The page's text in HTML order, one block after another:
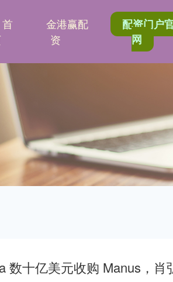
首
金港赢配
资
配资门户
网
数十亿美元收购 Manus，肖